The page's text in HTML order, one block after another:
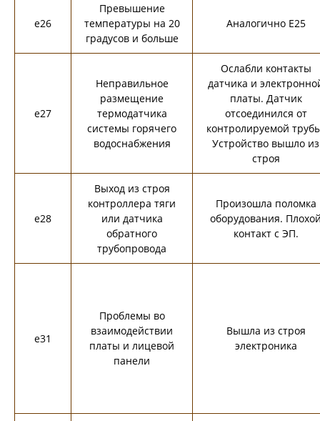
e26
Превышение
температуры на 20
градусов и больше
Аналогично E25
e27
Неправильное
размещение
термодатчика
системы горячего
водоснабжения
Ослабли контакты
датчика и
платы. Датчик
отсоединился от
контролируемой
Устройство вышло из
строя
e28
Выход из строя
контроллера тяги
или датчика
обратного
трубопровода
Произошла поломка
оборудования.
контакт с ЭП.
e31
Проблемы во
взаимодействии
платы и лицевой
панели
Вышла из строя
электроника